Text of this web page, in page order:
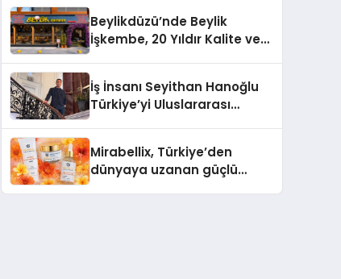
Beylikdüzü’nde Beylik
İşkembe, 20 Yıldır Kalite ve
İş İnsanı Seyithan Hanoğlu
Türkiye’yi Uluslararası
Mirabellix, Türkiye’den
dünyaya uzanan güçlü